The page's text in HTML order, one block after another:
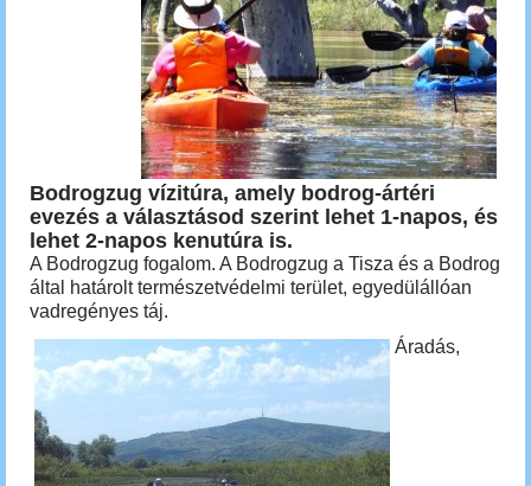
Bodrogzug vízitúra, amely bodrog-ártéri
evezés a választásod szerint lehet 1-napos, és
lehet 2-napos kenutúra is.
A Bodrogzug fogalom. A Bodrogzug a Tisza és a Bodrog
által határolt természetvédelmi terület, egyedülállóan
vadregényes táj.
Áradás,